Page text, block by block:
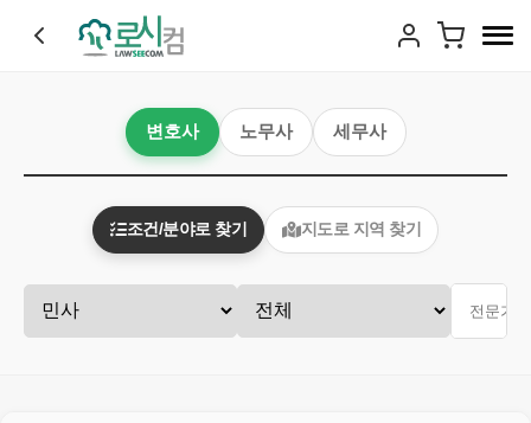
변호사 노무사 세무사
조건/분야로 찾기 지도로 지역 찾기